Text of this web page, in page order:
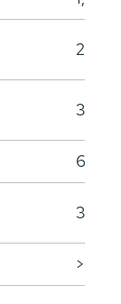
20
360
6 – 10
3
> 99